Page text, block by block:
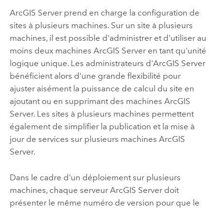
ArcGIS Serverprend en charge la configuration de
sites à plusieurs machines. Sur un site à plusieurs
machines, il est possible d'administrer et d'utiliser au
moins deux machines ArcGIS Serveren tant qu'unité
logique unique. Les administrateurs d'ArcGIS Server
bénéficient alors d'une grande flexibilité pour
ajuster aisément la puissance de calcul du site en
ajoutant ou en supprimant des machines ArcGIS
Server. Les sites à plusieurs machines permettent
également de simplifier la publication et la mise à
jour de services sur plusieurs machines ArcGIS
Server.
Dans le cadre d'un déploiement sur plusieurs
machines, chaque serveur ArcGIS Serverdoit
présenter le même numéro de version pour que le